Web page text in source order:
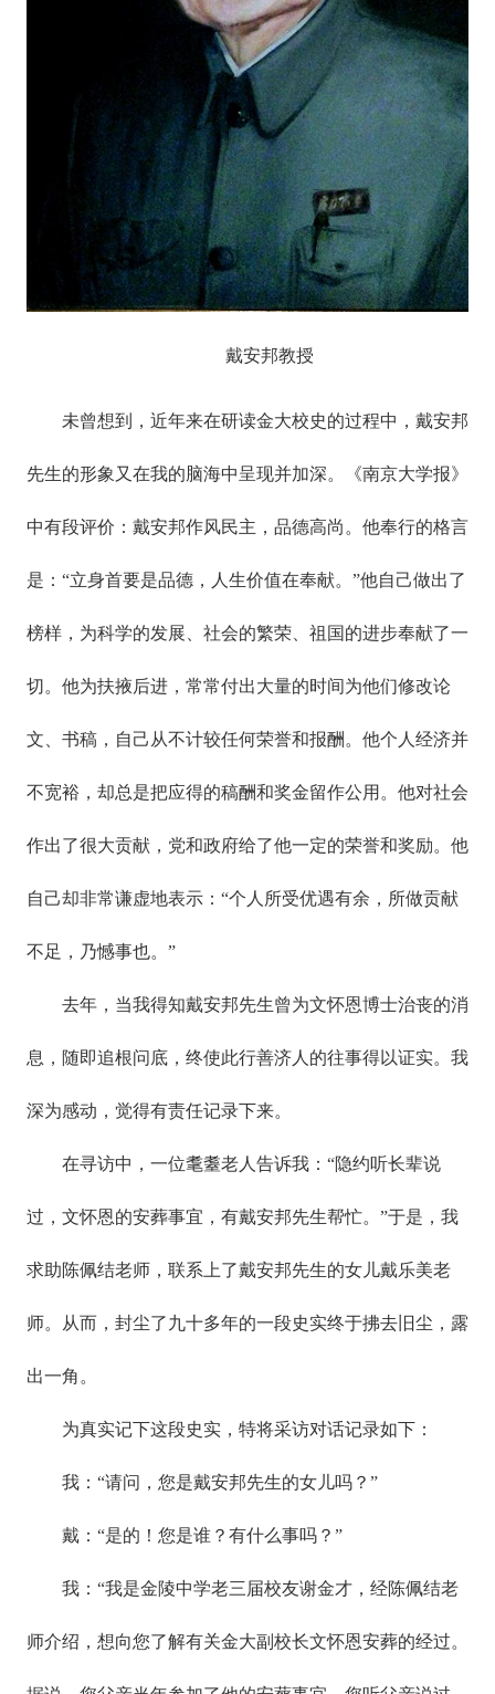
戴安邦教授
未曾想到，近年来在研读金大校史的过程中，戴安邦
先生的形象又在我的脑海中呈现并加深。《南京大学报》
中有段评价：戴安邦作风民主，品德高尚。他奉行的格言
是：“立身首要是品德，人生价值在奉献。”他自己做出了
榜样，为科学的发展、社会的繁荣、祖国的进步奉献了一
切。他为扶掖后进，常常付出大量的时间为他们修改论
文、书稿，自己从不计较任何荣誉和报酬。他个人经济并
不宽裕，却总是把应得的稿酬和奖金留作公用。他对社会
作出了很大贡献，党和政府给了他一定的荣誉和奖励。他
自己却非常谦虚地表示：“个人所受优遇有余，所做贡献
不足，乃憾事也。”
去年，当我得知戴安邦先生曾为文怀恩博士治丧的消
息，随即追根问底，终使此行善济人的往事得以证实。我
深为感动，觉得有责任记录下来。
在寻访中，一位耄耋老人告诉我：“隐约听长辈说
过，文怀恩的安葬事宜，有戴安邦先生帮忙。”于是，我
求助陈佩结老师，联系上了戴安邦先生的女儿戴乐美老
师。从而，封尘了九十多年的一段史实终于拂去旧尘，露
出一角。
为真实记下这段史实，特将采访对话记录如下：
我：“请问，您是戴安邦先生的女儿吗？”
戴：“是的！您是谁？有什么事吗？”
我：“我是金陵中学老三届校友谢金才，经陈佩结老
师介绍，想向您了解有关金大副校长文怀恩安葬的经过。